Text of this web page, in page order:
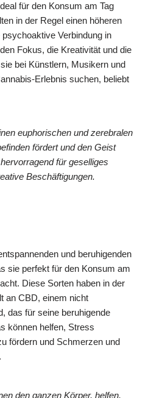
für den Konsum am Tag
in der Regel einen höheren
Verbindung in
Fokus, die Kreativität und die
bei Künstlern, Musikern und
Erlebnis suchen, beliebt
euphorischen und zerebralen
fördert und den Geist
für geselliges
Beschäftigungen.
und beruhigenden
sie perfekt für den Konsum am
Diese Sorten haben in der
an CBD, einem nicht
das für seine beruhigende
können helfen, Stress
fördern und Schmerzen und
den ganzen Körper, helfen,